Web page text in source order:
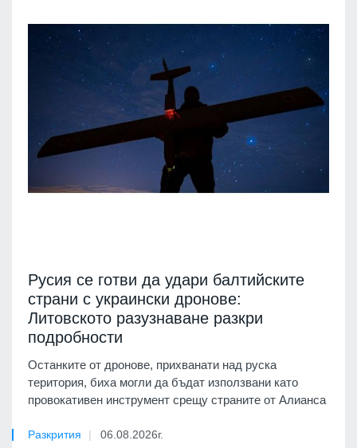
Русия се готви да удари балтийските
страни с украински дронове:
Литовското разузнаване разкри
подробности
Останките от дронове, прихванати над руска
територия, биха могли да бъдат използвани като
провокативен инструмент срещу страните от Алианса
Разкрития 06.08.2026г.